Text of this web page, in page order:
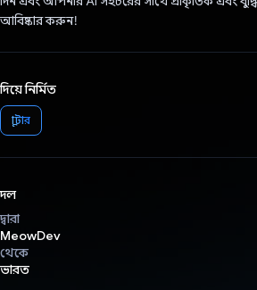
আবিষ্কার করুন!
দিয়ে নির্মিত
ফ্লাটার
দল
দ্বারা
MeowDev
থেকে
ভারত